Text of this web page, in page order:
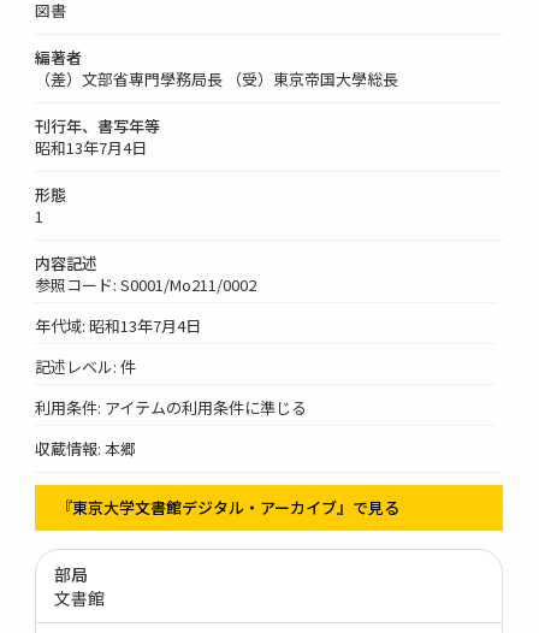
図書
編著者
（差）文部省専門學務局長 （受）東京帝国大學総長
刊行年、書写年等
昭和13年7月4日
形態
1
内容記述
参照コード: S0001/Mo211/0002
年代域: 昭和13年7月4日
記述レベル: 件
利用条件: アイテムの利用条件に準じる
収蔵情報: 本郷
『東京大学文書館デジタル・アーカイブ』で見る
部局
文書館